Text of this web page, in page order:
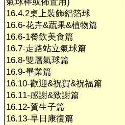
16.4.2桌上裝飾鋁箔球
16.6-花卉&蔬果&植物篇
16.6-1餐飲美食篇
16.7-走路站立氣球篇
16.8-雙層氣球篇
16.9-畢業篇
16.10-歡迎&祝賀&祝福篇
16.11-感謝&致謝篇
16.12-賀生子篇
16.13-早日康復篇